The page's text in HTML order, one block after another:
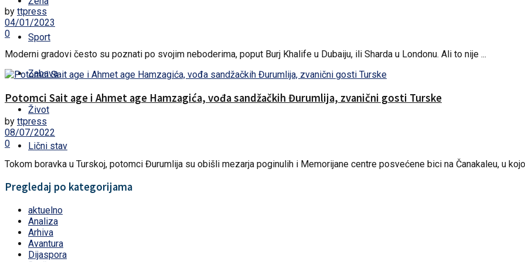
Sport
Zabava
Život
Lični stav
by ttpress
04/01/2023
0
Moderni gradovi često su poznati po svojim neboderima, poput Burj Khalife u Dubaiju, ili Sharda u Londonu. Ali to nije ...
Potomci Sait age i Ahmet age Hamzagića, vođa sandžačkih Đurumlija, zvanični gosti Turske
by ttpress
08/07/2022
0
Tokom boravka u Turskoj, potomci Đurumlija su obišli mezarja poginulih i Memorijane centre posvećene bici na Čanakaleu, u
Pregledaj po kategorijama
aktuelno
Analiza
Arhiva
Avantura
Dijaspora